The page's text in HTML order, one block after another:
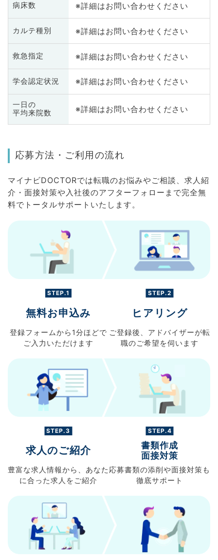
病床数 ※詳細はお問い合わせください
カルテ種別 ※詳細はお問い合わせください
救急指定 ※詳細はお問い合わせください
学会認定状況 ※詳細はお問い合わせください
一日の
平均来院数
※詳細はお問い合わせください
応募方法・ご利用の流れ
マイナビDOCTORでは転職のお悩みやご相談、求人紹
介・面接対策や入社後のアフターフォローまで完全無
料でトータルサポートいたします。
STEP.1
無料お申込み
登録フォームから 1分ほどで
ご入力 いただけます
STEP.2
ヒアリング
ご登録後、 アドバイザーが転
職のご希望を伺います
STEP.3
求人のご紹介
豊富な求人情報から、 あなた
に合った求人を ご紹介
STEP.4
書類作成
面接対策
応募書類の添削や面接対策も
徹底サポート